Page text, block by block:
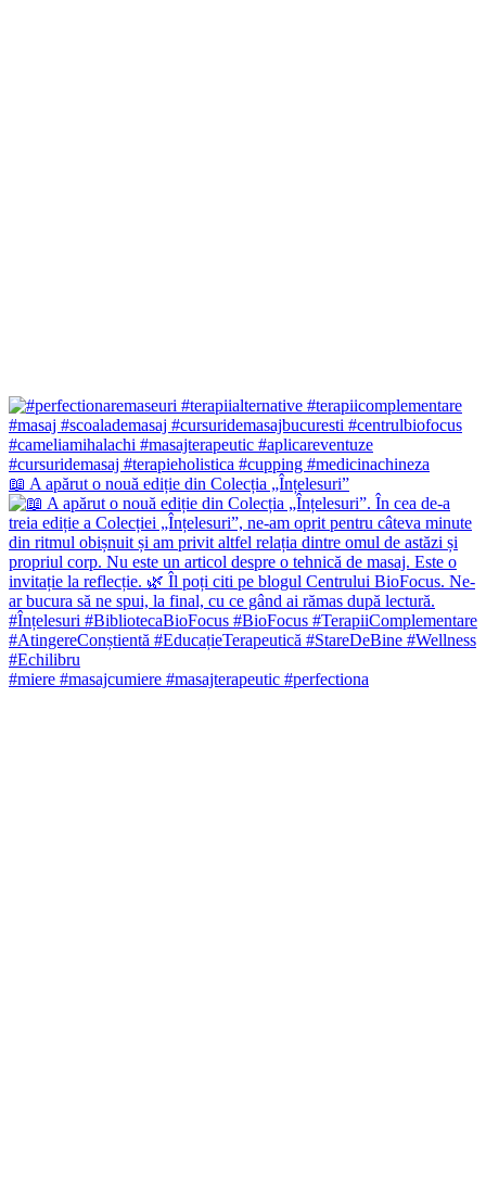
📖 A apărut o nouă ediție din Colecția „Înțelesuri”
#miere #masajcumiere #masajterapeutic #perfectiona